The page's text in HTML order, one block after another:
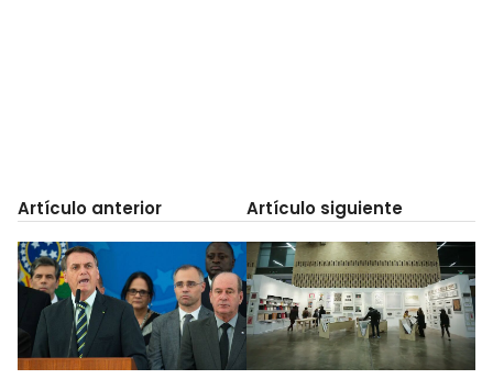
Artículo anterior Artículo siguiente